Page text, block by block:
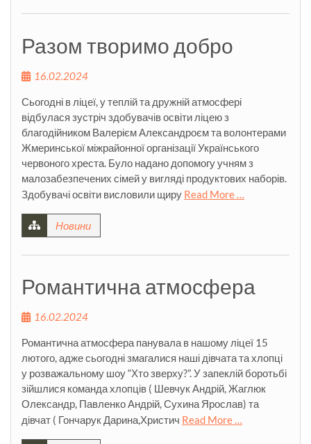
Разом творимо добро
16.02.2024
Сьогодні в ліцеї, у теплій та дружній атмосфері
відбулася зустріч здобувачів освіти ліцею з
благодійником Валерієм Александроєм та волонтерами
Жмеринської міжрайонної організації Українського
червоного хреста. Було надано допомогу учням з
малозабезпечених сімей у вигляді продуктових наборів.
Здобувачі освіти висловили щиру Read More …
Новини
Романтична атмосфера
16.02.2024
Романтична атмосфера панувала в нашому ліцеї 15
лютого, адже сьогодні змагалися наші дівчата та хлопці
у розважальному шоу “Хто зверху?”. У запеклій боротьбі
зійшлися команда хлопців ( Шевчук Андрій, Жаглюк
Олександр, Павленко Андрій, Сухина Ярослав) та
дівчат ( Гончарук Дарина,Христич Read More …